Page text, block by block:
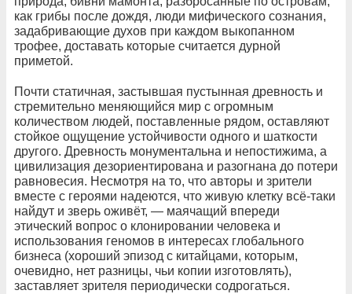
как грибы после дождя, люди мифического сознания,
задабривающие духов при каждом выкопанном
трофее, доставать которые считается дурной
приметой.
Почти статичная, застывшая пустынная древность и
стремительно меняющийся мир с огромным
количеством людей, поставленные рядом, оставляют
стойкое ощущение устойчивости одного и шаткости
другого. Древность монументальна и непостижима, а
цивилизация дезориентирована и разогнана до потери
равновесия. Несмотря на то, что авторы и зрители
вместе с героями надеются, что живую клетку всё-таки
найдут и зверь оживёт, — маячащий впереди
этический вопрос о клонировании человека и
использования геномов в интересах глобального
бизнеса (хороший эпизод с китайцами, которым,
очевидно, нет разницы, чьи копии изготовлять),
заставляет зрителя периодически содрогаться.